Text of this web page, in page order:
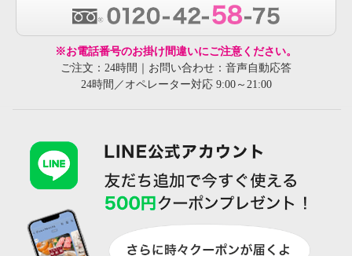
※お電話番号のお掛け間違いにご注意ください。
ご注文：24時間｜お問い合わせ：音声自動応答
24時間／オペレーター対応 9:00～21:00